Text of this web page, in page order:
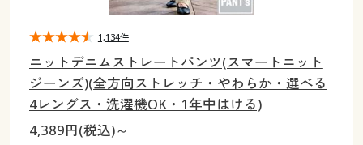
大きいサイズ 事務・制服
カタログ・チラシからのご注文
デジタルカタログ
カタログ無料プレゼント
デジタルカタログ
カタログ無料プレゼント
会員メニュー
マイページ
ニットデニムストレートパンツ(スマートニット
ジーンズ)(全方向ストレッチ・やわらか・選べる
4レングス・洗濯機OK・1年中はける)
4,389円(税込)～
1,134件